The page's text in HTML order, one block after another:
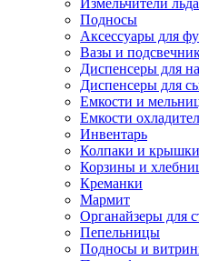
Подносы
Аксессуары для
Вазы и
Диспенсеры для
Диспенсеры для
Емкости и
Емкости
Инвентарь
Колпаки и крышки
Корзины и
Креманки
Мармит
Органайзеры для
Пепельницы
Подносы и